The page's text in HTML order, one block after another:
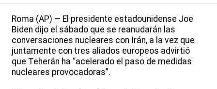
Roma (AP) — El presidente estadounidense Joe
Biden dijo el sábado que se reanudarán las
conversaciones nucleares con Irán, a la vez que
juntamente con tres aliados europeos advirtió
que Teherán ha “acelerado el paso de medidas
nucleares provocadoras”.